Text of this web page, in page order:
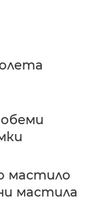
мастило
мастила